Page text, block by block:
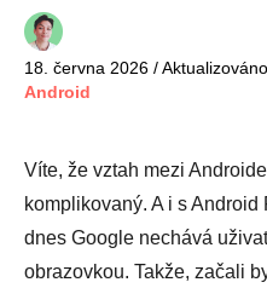
18. června 2026 /
Android
Víte, že vztah mezi
komplikovaný. A i s
dnes Google nechává
obrazovkou. Takže, začali